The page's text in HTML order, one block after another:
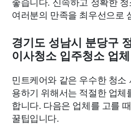
여러분의 만족을 최우선으로
경기도 성남시 분당구
이사청소 입주청소 업
민트케어와 같은 우수한 청소
용하기 위해서는 적절한 업체
합니다. 다음은 업체를 고를
꿀팁입니다.